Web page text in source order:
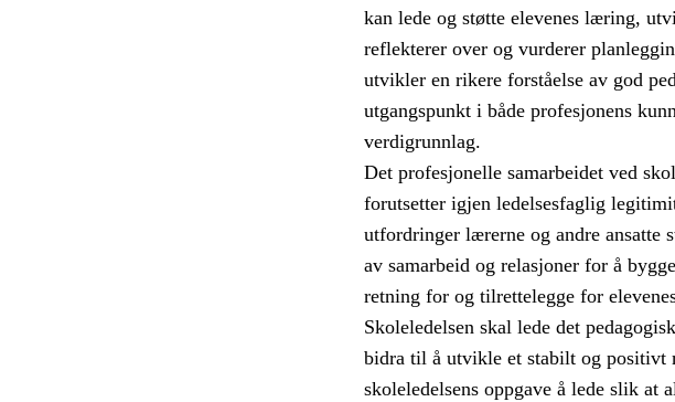
kan lede og støtte elevenes læring,
reflekterer over og vurderer
utvikler en rikere forståelse av god
utgangspunkt i både profesjonens
verdigrunnlag.
Det profesjonelle samarbeidet ved
forutsetter igjen ledelsesfaglig
utfordringer lærerne og andre ansatte
av samarbeid og relasjoner for å
retning for og tilrettelegge for
Skoleledelsen skal lede det
bidra til å utvikle et stabilt og positivt
skoleledelsens oppgave å lede slik at